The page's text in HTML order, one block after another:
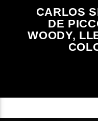
CARLOS
DE
WOODY,